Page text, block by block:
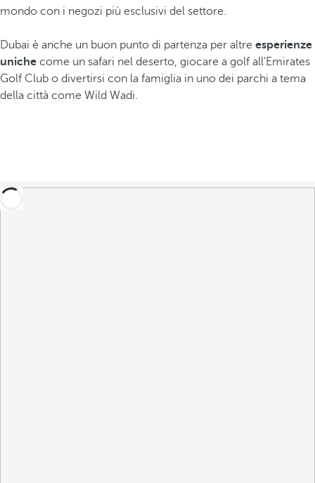
mondo con i negozi più esclusivi del settore.
Dubai è anche un buon punto di partenza per altre esperienze
uniche come un safari nel deserto, giocare a golf all'Emirates
Golf Club o divertirsi con la famiglia in uno dei parchi a tema
della città come Wild Wadi.